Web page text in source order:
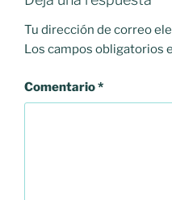
Tu dirección de correo
Los campos obligatorios
Comentario*